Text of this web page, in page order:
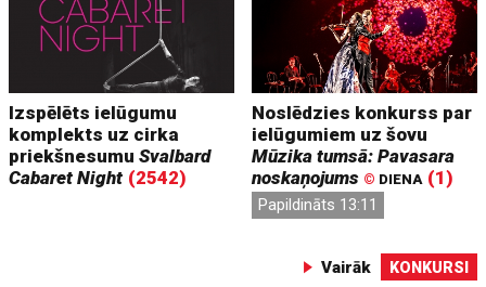
Izspēlēts ielūgumu
komplekts uz cirka
priekšnesumuSvalbard
Cabaret Night (2542)
Noslēdzies konkurss par
ielūgumiem uz šovu
Mūzika tumsā: Pavasara
noskaņojums © DIENA (1)
Papildināts 13:11
Vairāk KONKURSI